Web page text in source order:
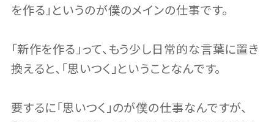
を作る」というのが僕のメインの仕事です。
「新作を作る」って、もう少し日常的な言葉に置き
換えると、「思いつく」ということなんです。
要するに「思いつく」のが僕の仕事なんですが、